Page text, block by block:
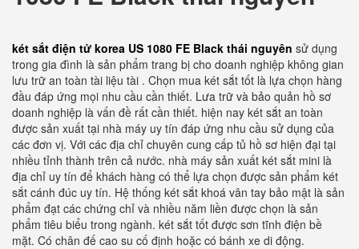
két sắt điện tử korea US 1080 FE Black thái nguyên sử dụng
trong gia đình là sản phẩm trang bị cho doanh nghiệp không gian
lưu trữ an toàn tài liệu tài . Chọn mua két sắt tốt là lựa chọn hàng
đầu đáp ứng mọi nhu cầu cần thiết. Lưa trữ và bảo quản hồ sơ
doanh nghiệp là vấn đề rất cần thiết. hiện nay két sắt an toàn
được sản xuất tại nhà máy uy tín đáp ứng nhu cầu sử dụng của
các đơn vị. Với các địa chỉ chuyên cung cấp tủ hồ sơ hiện đại tại
nhiều tỉnh thành trên cả nước. nhà máy sản xuất két sắt mini là
địa chỉ uy tín để khách hàng có thể lựa chọn được sản phẩm két
sắt cánh đúc uy tín. Hệ thống két sắt khoá vân tay bảo mật là sản
phẩm đạt các chứng chỉ và nhiều năm liền được chọn là sản
phẩm tiêu biểu trong ngành. két sắt tốt được sơn tĩnh điện bề
mặt. Có chân đế cao su cố định hoặc có bánh xe di động.